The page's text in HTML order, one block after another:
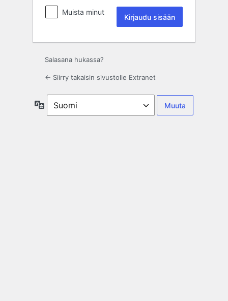
Muista minut
Salasana hukassa?
← Siirry takaisin sivustolle Extranet
Kieli